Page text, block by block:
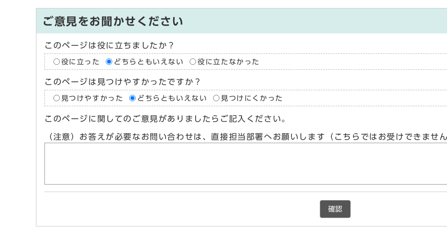
ご意見をお聞かせください
このページは役に立ちましたか？
役に立った どちらともいえない 役に立たなかった
このページは見つけやすかったですか？
見つけやすかった どちらともいえない 見つけにくかった
このページに関してのご意見がありましたらご記入ください。
（注意）お答えが必要なお問い合わせは、直接担当部署へお願いします（こちらではお受けできませ
確認